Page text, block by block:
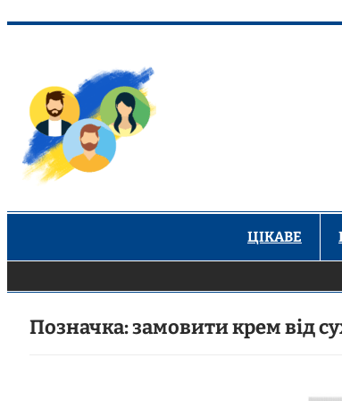
вмісту
ЦІКАВЕ
Позначка:замовити крем від